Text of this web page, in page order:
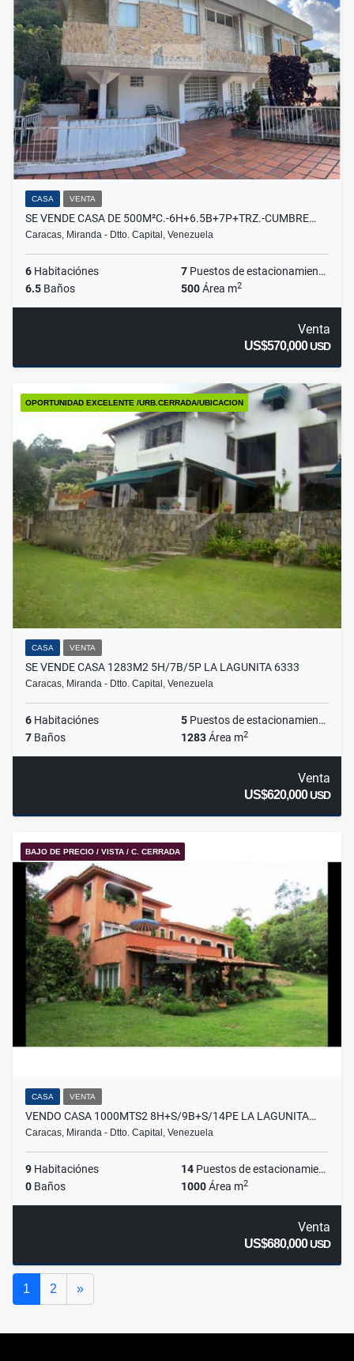
CASA VENTA
SE VENDE CASA DE 500M²C.-6H+6.5B+7P+TRZ.-CUMBRE…
Caracas, Miranda - Dtto. Capital, Venezuela
6 Habitaciónes 7 Puestos de estacionamientos
6.5 Baños 500Área m2
Venta
US$570,000USD
OPORTUNIDAD EXCELENTE /URB.CERRADA/UBICACION
CASA VENTA
SE VENDE CASA 1283M2 5H/7B/5P LA LAGUNITA 6333
Caracas, Miranda - Dtto. Capital, Venezuela
6 Habitaciónes 5 Puestos de estacionamientos
7 Baños 1283Área m2
Venta
US$620,000USD
BAJO DE PRECIO / VISTA / C. CERRADA
CASA VENTA
VENDO CASA 1000MTS2 8H+S/9B+S/14PE LA LAGUNITA…
Caracas, Miranda - Dtto. Capital, Venezuela
9 Habitaciónes 14 Puestos de estacionamientos
0 Baños 1000Área m2
Venta
US$680,000USD
1 2 »Siguiente